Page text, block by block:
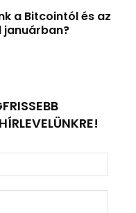
a Bitcointól és az
januárban?